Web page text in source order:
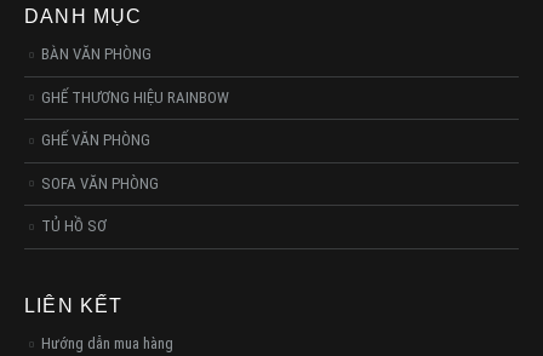
DANH MỤC
BÀN VĂN PHÒNG
GHẾ THƯƠNG HIỆU RAINBOW
GHẾ VĂN PHÒNG
SOFA VĂN PHÒNG
TỦ HỒ SƠ
LIÊN KẾT
Hướng dẫn mua hàng